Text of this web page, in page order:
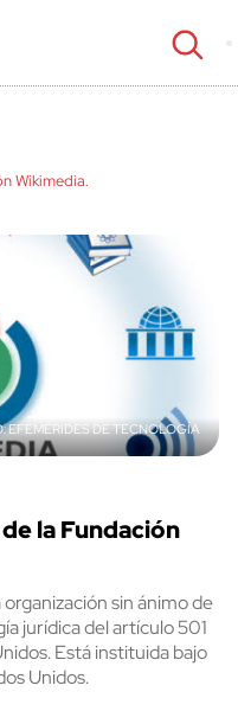
Wikimedia.
EFEMÉRIDES DE TECNOLOGÍA
la Fundación
sin ánimo de
jurídica del artículo 501
Está instituida bajo
Unidos.